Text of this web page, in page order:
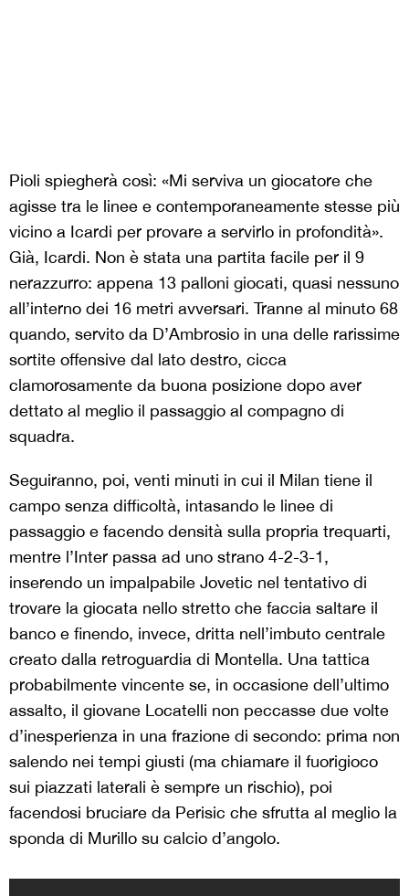
Pioli spiegherà così: «Mi serviva un giocatore che
agisse tra le linee e contemporaneamente stesse più
vicino a Icardi per provare a servirlo in profondità».
Già, Icardi. Non è stata una partita facile per il 9
nerazzurro: appena 13 palloni giocati, quasi nessuno
all’interno dei 16 metri avversari. Tranne al minuto 68
quando, servito da D’Ambrosio in una delle rarissime
sortite offensive dal lato destro, cicca
clamorosamente da buona posizione dopo aver
dettato al meglio il passaggio al compagno di
squadra.
Seguiranno, poi, venti minuti in cui il Milan tiene il
campo senza difficoltà, intasando le linee di
passaggio e facendo densità sulla propria trequarti,
mentre l’Inter passa ad uno strano 4-2-3-1,
inserendo un impalpabile Jovetic nel tentativo di
trovare la giocata nello stretto che faccia saltare il
banco e finendo, invece, dritta nell’imbuto centrale
creato dalla retroguardia di Montella. Una tattica
probabilmente vincente se, in occasione dell’ultimo
assalto, il giovane Locatelli non peccasse due volte
d’inesperienza in una frazione di secondo: prima non
salendo nei tempi giusti (ma chiamare il fuorigioco
sui piazzati laterali è sempre un rischio), poi
facendosi bruciare da Perisic che sfrutta al meglio la
sponda di Murillo su calcio d’angolo.